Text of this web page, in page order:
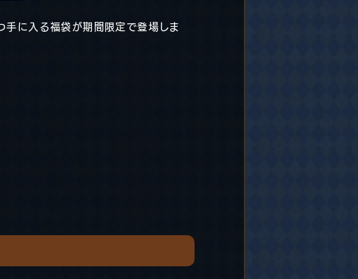
に入る福袋が期間限定で登場しま